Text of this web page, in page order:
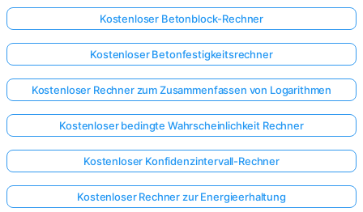
Kostenloser Betonblock-Rechner
Kostenloser Betonfestigkeitsrechner
Kostenloser Rechner zum Zusammenfassen von Logarithmen
Kostenloser bedingte Wahrscheinlichkeit Rechner
Kostenloser Konfidenzintervall-Rechner
Kostenloser Rechner zur Energieerhaltung